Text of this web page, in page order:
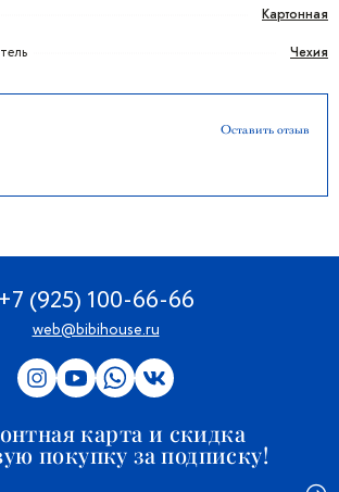
Картонная
Чехия
Оставить отзыв
+7 (925) 100-66-66
web@bibihouse.ru
карта и скидка
покупку за подписку!